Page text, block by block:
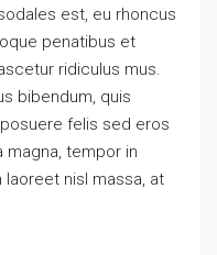
est, eu rhoncus
penatibus et
ridiculus mus.
bibendum, quis
felis sed eros
magna, tempor in
laoreet nisl massa, at